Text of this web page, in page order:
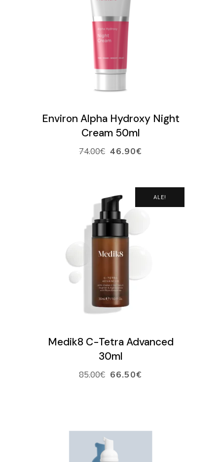
LISÄÄ OSTOSKORIIN
Environ Alpha Hydroxy Night
Cream 50ml
74.00€ 46.90€
ALE!
LISÄÄ OSTOSKORIIN
Medik8 C-Tetra Advanced
30ml
85.00€ 66.50€